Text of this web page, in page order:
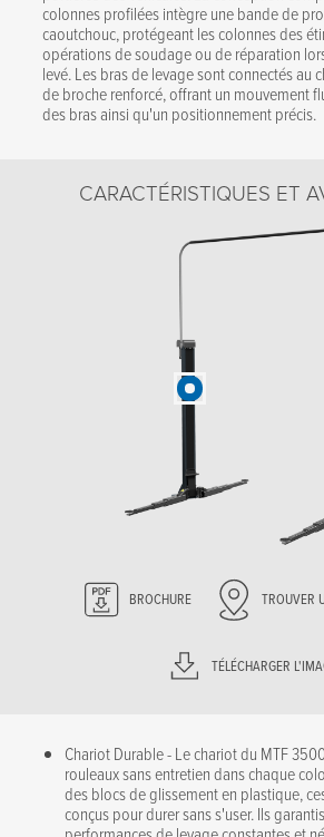
colonnes profilées intègre une bande de
caoutchouc, protégeant les colonnes des
opérations de soudage ou de réparation
levé. Les bras de levage sont connectés au
de broche renforcé, offrant un mouvement
des bras ainsi qu'un positionnement précis.
CARACTÉRISTIQUES ET
BROCHURE TROUVER
TÉLÉCHARGER
Chariot Durable - Le chariot du MTF
rouleaux sans entretien dans chaque
des blocs de glissement en plastique,
conçus pour durer sans s'user. Ils